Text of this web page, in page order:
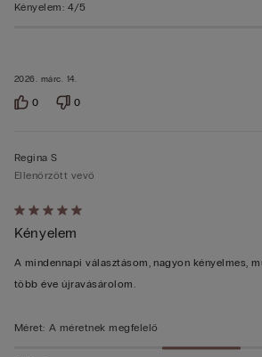
2026. márc. 14.
Kényelem: 4/5
0 0
Értékelés:
5/5
Regina S
Ellenőrzött vevő
Kényelem
A mindennapi választásom, nagyon kényelmes,
több éve újravásárolom.
Méret: A méretnek megfelelő